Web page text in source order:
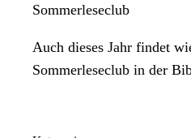
Sommerleseclub
Auch dieses Jahr findet
Sommerleseclub in der